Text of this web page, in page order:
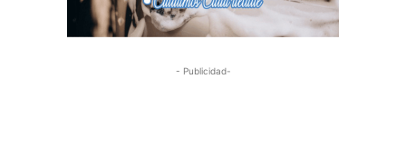
- Publicidad-